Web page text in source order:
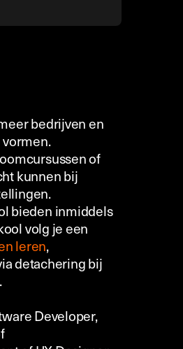
bedrijven en
of
kunnen bij
bieden inmiddels
volg je een
leren,
detachering bij
Developer,